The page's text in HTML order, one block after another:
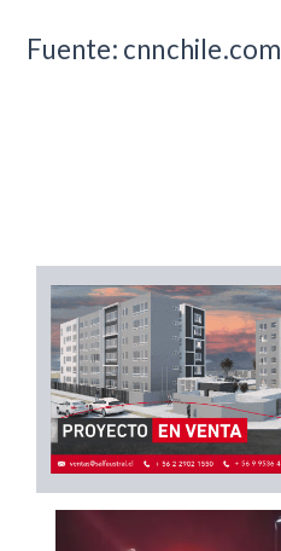
Fuente: cnnchile.com